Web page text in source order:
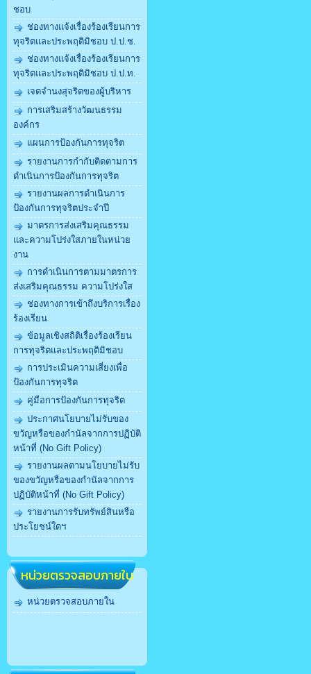
ชอบ
ช่องทางแจ้งเรื่องร้องเรียนการ
ทุจริตและประพฤติมิชอบ ป.ป.ช.
ช่องทางแจ้งเรื่องร้องเรียนการ
ทุจริตและประพฤติมิชอบ ป.ป.ท.
เจตจำนงสุจริตของผู้บริหาร
การเสริมสร้างวัฒนธรรม
องค์กร
แผนการป้องกันการทุจริต
รายงานการกำกับติดตามการ
ดำเนินการป้องกันการทุจริต
รายงานผลการดำเนินการ
ป้องกันการทุจริตประจำปี
มาตรการส่งเสริมคุณธรรม
และความโปร่งใสภายในหน่วย
งาน
การดำเนินการตามมาตรการ
ส่งเสริมคุณธรรม ความโปร่งใส
ช่องทางการเข้าถึงบริการเรื่อง
ร้องเรียน
ข้อมูลเชิงสถิติเรื่องร้องเรียน
การทุจริตและประพฤติมิชอบ
การประเมินความเสี่ยงเพื่อ
ป้องกันการทุจริต
คู่มือการป้องกันการทุจริต
ประกาศนโยบายไม่รับของ
ขวัญหรือของกำนัลจากการปฏิบัติ
หน้าที่ (No Gift Policy)
รายงานผลตามนโยบายไม่รับ
ของขวัญหรือของกำนัลจากการ
ปฏิบัติหน้าที่ (No Gift Policy)
รายงานการรับทรัพย์สินหรือ
ประโยชน์ใดฯ
หน่วยตรวจสอบภายใน
หน่วยตรวจสอบภายใน